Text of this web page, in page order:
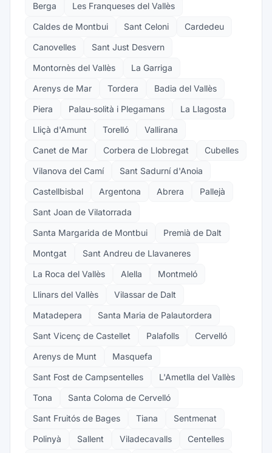
Berga
Les Franqueses del Vallès
Caldes de Montbui
Sant Celoni
Cardedeu
Canovelles
Sant Just Desvern
Montornès del Vallès
La Garriga
Arenys de Mar
Tordera
Badia del Vallès
Piera
Palau-solità i Plegamans
La Llagosta
Lliçà d'Amunt
Torelló
Vallirana
Canet de Mar
Corbera de Llobregat
Cubelles
Vilanova del Camí
Sant Sadurní d'Anoia
Castellbisbal
Argentona Abrera
Pallejà
Sant Joan de Vilatorrada
Santa Margarida de Montbui
Premià de Dalt
Montgat
Sant Andreu de Llavaneres
La Roca del Vallès
Alella
Montmeló
Llinars del Vallès
Vilassar de Dalt
Matadepera
Santa Maria de Palautordera
Sant Vicenç de Castellet
Palafolls
Cervelló
Arenys de Munt
Masquefa
Sant Fost de Campsentelles
L'Ametlla del Vallès
Tona
Santa Coloma de Cervelló
Sant Fruitós de Bages
Tiana
Sentmenat
Polinyà
Sallent Viladecavalls Centelles